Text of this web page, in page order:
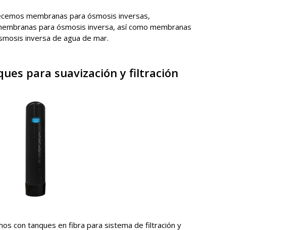
membranas para ósmosis inversas,
para ósmosis inversa, así como membranas
inversa de agua de mar.
para suavización y filtración
con tanques en fibra para sistema de filtración y